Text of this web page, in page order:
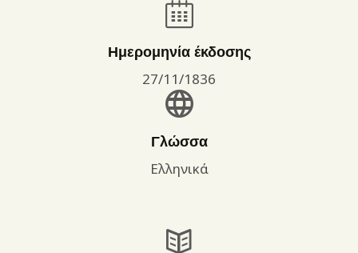
Ημερομηνία έκδοσης
27/11/1836
Γλώσσα
Ελληνικά